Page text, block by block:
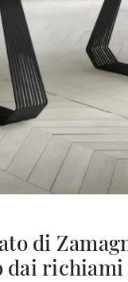
di
dai richiami